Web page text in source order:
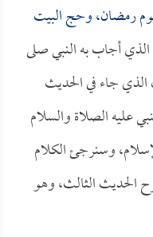
رمضان، وحج البيت
أجاب به النبي صلى
الذي جاء في الحديث
عليه الصلاة والسلام
وسنرجئ الكلام
الحديث الثالث، وهو